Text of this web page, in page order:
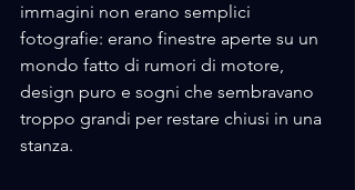
immagini non erano semplici
fotografie: erano finestre aperte su un
mondo fatto di rumori di motore,
design puro e sogni che sembravano
troppo grandi per restare chiusi in una
stanza.